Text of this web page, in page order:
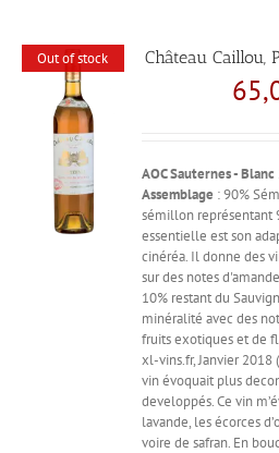
Out of stock Château Caillou,
AOC Sauternes - Blanc
Assemblage : 90%
sémillon représentant
essentielle est son
cinéréa. Il donne des
sur des notes
10% restant du
minéralité avec des
fruits exotiques et de
xl-vins.fr, Janvier 2018
vin évoquait plus
developpés. Ce vin
lavande, les écorces
voire de safran. En